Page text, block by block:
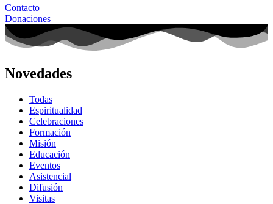
Contacto
Donaciones
Novedades
Todas
Espiritualidad
Celebraciones
Formación
Misión
Educación
Eventos
Asistencial
Difusión
Visitas